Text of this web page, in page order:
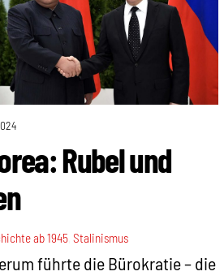
Rubel und
ab 1945, Stalinismus
führte die Bürokratie – die